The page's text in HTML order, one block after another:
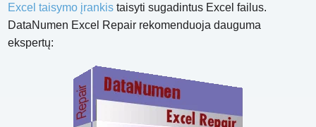
Excel taisymo įrankis taisyti sugadintus Excel failus.
DataNumen Excel Repair rekomenduoja dauguma
ekspertų: